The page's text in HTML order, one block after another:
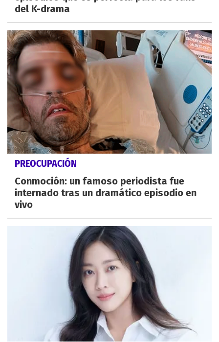
del K-drama
PREOCUPACIÓN
Conmoción: un famoso periodista fue
internado tras un dramático episodio en
vivo